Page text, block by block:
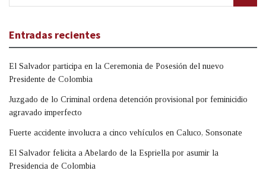
Entradas recientes
El Salvador participa en la Ceremonia de Posesión del nuevo
Presidente de Colombia
Juzgado de lo Criminal ordena detención provisional por feminicidio
agravado imperfecto
Fuerte accidente involucra a cinco vehículos en Caluco, Sonsonate
El Salvador felicita a Abelardo de la Espriella por asumir la
Presidencia de Colombia